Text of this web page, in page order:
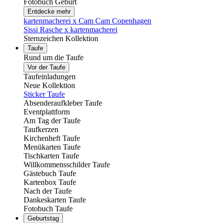
Fotobuch Geburt
Entdecke mehr
kartenmacherei x Cam Cam Copenhagen
Sissi Rasche x kartenmacherei
Sternzeichen Kollektion
Taufe
Rund um die Taufe
Vor der Taufe
Taufeinladungen
Neue Kollektion
Sticker Taufe
Absenderaufkleber Taufe
Eventplattform
Am Tag der Taufe
Taufkerzen
Kirchenheft Taufe
Menükarten Taufe
Tischkarten Taufe
Willkommensschilder Taufe
Gästebuch Taufe
Kartenbox Taufe
Nach der Taufe
Dankeskarten Taufe
Fotobuch Taufe
Geburtstag